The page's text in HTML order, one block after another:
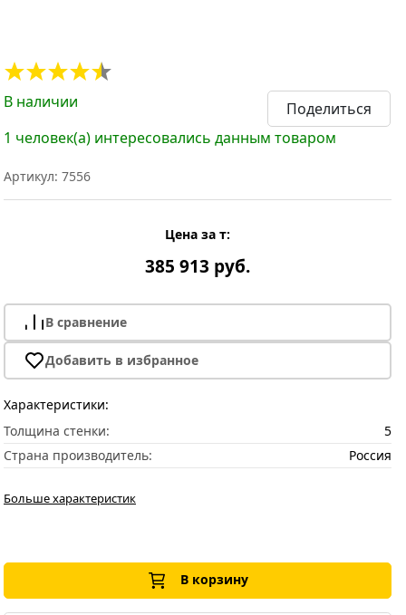
В наличии
Поделиться
1 человек(а) интересовались данным товаром
Артикул: 7556
Цена за т:
385 913 руб.
В сравнение
Добавить в избранное
Характеристики:
Толщина стенки:
5
Страна производитель:
Россия
Больше характеристик
В корзину